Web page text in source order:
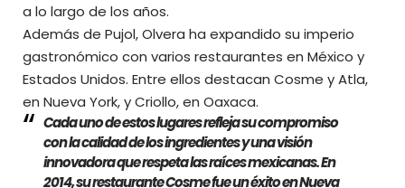
a lo largo de los años.
Además de Pujol, Olvera ha expandido su imperio
gastronómico con varios restaurantes en México y
Estados Unidos. Entre ellos destacan Cosme y Atla,
en Nueva York, y Criollo, en Oaxaca.
Cada uno de estos lugares refleja su compromiso
con la calidad de los ingredientes y una visión
innovadora que respeta las raíces mexicanas. En
2014, su restaurante Cosme fue un éxito en Nueva